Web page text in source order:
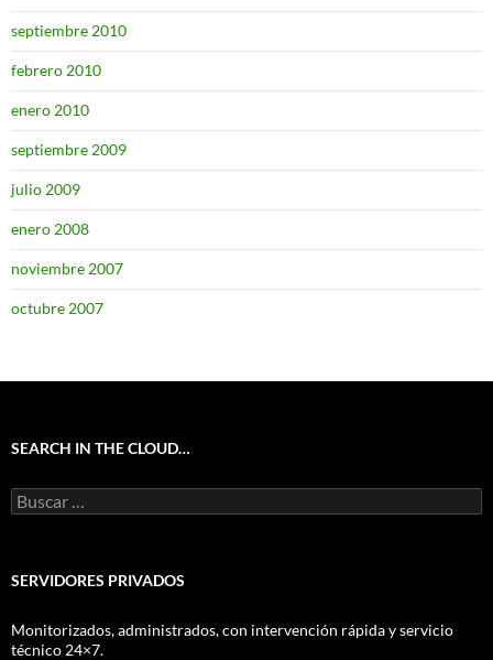
septiembre 2010
febrero 2010
enero 2010
septiembre 2009
julio 2009
enero 2008
noviembre 2007
octubre 2007
SEARCH IN THE CLOUD…
Buscar:
SERVIDORES PRIVADOS
Monitorizados, administrados, con intervención rápida y servicio
técnico 24×7.